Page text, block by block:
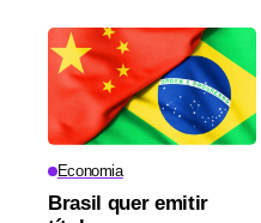
Economia
Brasil quer emitir